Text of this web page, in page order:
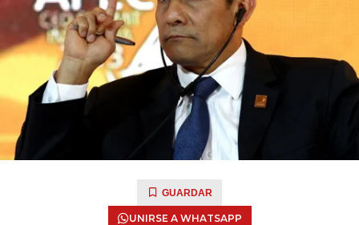
GUARDAR
UNIRSE A WHATSAPP